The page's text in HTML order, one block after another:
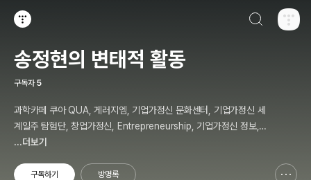
송정현의 변태적 활동
구독자 5
과학카페 쿠아 QUA, 게러지엠, 기업가정신 문화센터, 기업가정신 세
계일주 탐험단, 창업가정신, Entrepreneurship, 기업가정신 정보,
칼럼, 저자, 강사, 송정현, Budher Song
...더보기
구독하기 방명록